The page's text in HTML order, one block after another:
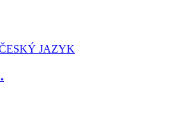
JAZYK